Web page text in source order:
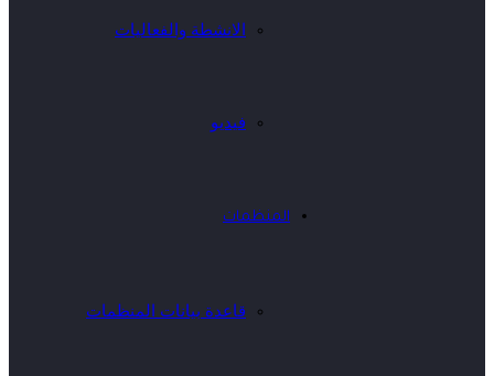
الانشطة والفعاليات
فيديو
المنظمات
قاعدة بيانات المنظمات